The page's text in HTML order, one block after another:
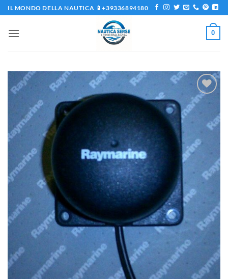
Salta
ai
contenuti
IL MONDO DELLA NAUTICA 📱+39336894180
0
Aggiungi
alla lista
desideri